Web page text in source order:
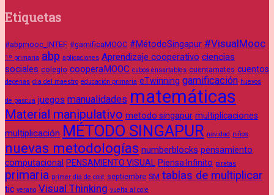
Etiquetas
#abpmooc_INTEF #gamificaMOOC #MétodoSingapur #VisualMooc
1º primaria abp aplicaciones Aprendizaje cooperativo ciencias
sociales colegio cooperaMOOC cubos ensartables cuentamates cuentos
decenas dia del maestro educación primaria eTwinning gamificación huevos
de pascua juegos manualidades matemáticas
Material manipulativo metodo singapur multiplicaciones
multiplicación MÉTODO SINGAPUR navidad niños
nuevas metodologías numberblocks pensamiento
computacional
PENSAMIENTO VISUAL Piensa Infinito piratas
primaria primer dia de cole septiembre SM tablas de multiplicar
tic verano Visual Thinking vuelta al cole